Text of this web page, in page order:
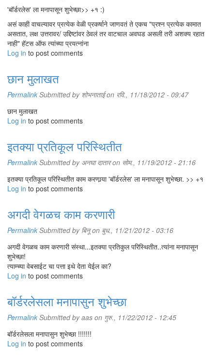
'बॉर्डरलेस' ला मनापासून शुभेच्छा>> +१ :)
असं काही वाचल्यावर प्रत्येक वेळी प्रकर्षाने जाणवतं ते एकच "प्रश्न प्रत्येक कामात
असतात, लक्ष उत्तरावर/ उद्दिष्टांवर ठेवलं तर वाटचाल अवघड असली तरी अशक्य रहात
नाही" हॅटस ऑफ त्यांच्या प्रयत्नांना
Log in to post comments
छान मुलाखत
Permalink Submitted by शोभनाताईon रवि., 11/18/2012 - 09:47
छान मुलाखत
Log in to post comments
इतक्या प्रतिकूल परिस्थितीत
Permalink Submitted by अनघा दातारon सोम., 11/19/2012 - 21:16
इतक्या प्रतिकूल परिस्थितीत काम करणार्‍या 'बॉर्डरलेस' ला मनापासून शुभेच्छा. >> +१
Log in to post comments
अगदी वेगळच काम करणारी
Permalink Submitted by बिनूon बुध., 11/21/2012 - 03:16
अगदी वेगळच काम करणारी संस्था...इतक्या प्रतिकुल परिस्थितीत..त्यांना मनापासून
शुभेच्छा!
त्याम्च्या वेबसाईट चा पत्ता इथे देता येईल का?
Log in to post comments
बॉर्डरलेसला मनापासुन शुभेच्छा
Permalink Submitted byaas on गुरु., 11/22/2012 - 12:45
बॉर्डरलेसला मनापासुन शुभेच्छा !!!!!!!
Log in to post comments